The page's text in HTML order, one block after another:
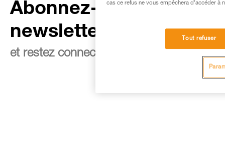
Abonnez-vous à la
newsletter
et restez connecté à notre actualité
cas ce refus ne vous empêchera d’accéder à
Tout refuser